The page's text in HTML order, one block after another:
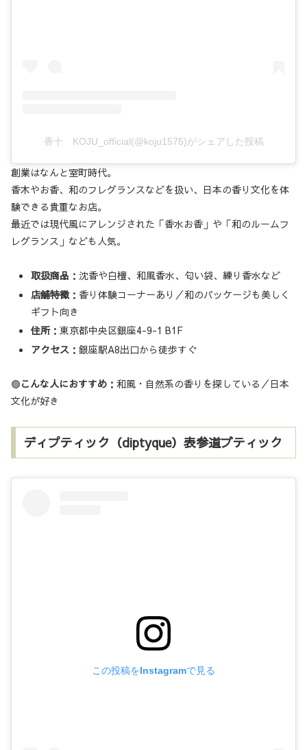
香十 KOJU_official(@koju1575)がシェアした投稿
創業はなんと室町時代。
香木やお香、和のフレグランスなどを扱い、日本の香り文化を体
験できる貴重なお店。
最近では現代風にアレンジされた「香水お香」や「和のルームフ
レグランス」なども人気。
取扱商品 ：沈香や白檀、和風香水、匂い袋、練り香水など
店舗特徴：香り体験コーナーあり／和のパッケージも美しく
ギフト向き
住所：東京都中央区銀座4-9-1 B1F
アクセス：銀座駅A8出口から徒歩すぐ
🟢こんな人におすすめ ：和風・自然系の香りを探している／日本
文化が好き
ディプティック（diptyque）表参道ブティック
この投稿をInstagramで見る